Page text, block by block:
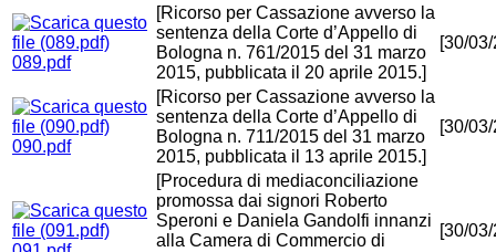
089.pdf
[Ricorso per Cassazione avverso la
sentenza della Corte d’Appello di
Bologna n. 761/2015 del 31 marzo
2015, pubblicata il 20 aprile 2015.]
[30/
090.pdf
[Ricorso per Cassazione avverso la
sentenza della Corte d’Appello di
Bologna n. 711/2015 del 31 marzo
2015, pubblicata il 13 aprile 2015.]
[30/
[Procedura di mediaconciliazione
promossa dai signori Roberto
Speroni e Daniela Gandolfi innanzi
alla Camera di Commercio di
[30/